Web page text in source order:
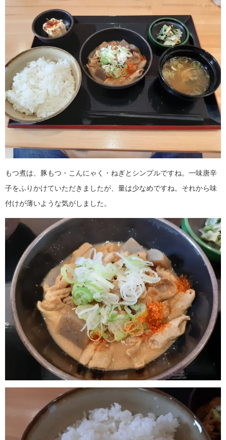
もつ煮は、豚もつ・こんにゃく・ねぎとシンプルですね。一味唐辛
子をふりかけていただきましたが、量は少なめですね。それから味
付けが薄いような気がしました。